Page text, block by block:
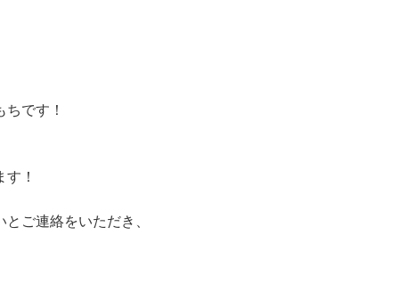
です！
！
ご連絡をいただき、